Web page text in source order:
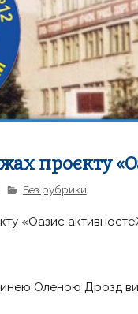
проєкту
Без рубрики
«Оазис
Оленою Дрозд